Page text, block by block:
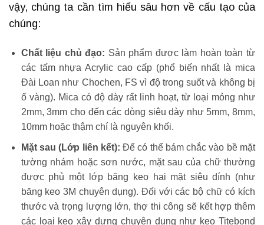
vậy, chúng ta cần tìm hiểu sâu hơn về cấu tạo của
chúng:
Chất liệu chủ đạo: Sản phẩm được làm hoàn toàn từ
các tấm nhựa Acrylic cao cấp (phổ biến nhất là mica
Đài Loan như Chochen, FS vì độ trong suốt và không bị
ố vàng). Mica có độ dày rất linh hoạt, từ loại mỏng như
2mm, 3mm cho đến các dòng siêu dày như 5mm, 8mm,
10mm hoặc thậm chí là nguyên khối.
Mặt sau (Lớp liên kết): Để có thể bám chắc vào bề mặt
tường nhám hoặc sơn nước, mặt sau của chữ thường
được phủ một lớp băng keo hai mặt siêu dính (như
băng keo 3M chuyên dụng). Đối với các bộ chữ có kích
thước và trọng lượng lớn, thợ thi công sẽ kết hợp thêm
các loại keo xây dựng chuyên dụng như keo Titebond